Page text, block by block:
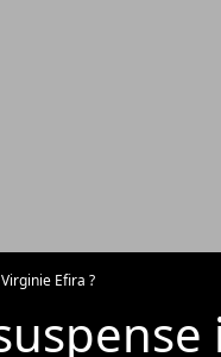
Efira ?